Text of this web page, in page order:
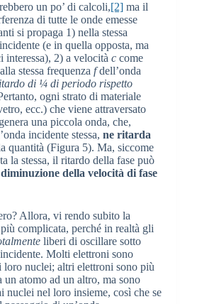
un po’ di calcoli,[2] ma il
di tutte le onde emesse
si propaga 1) nella stessa
(e in quella opposta, ma
interessa), 2) a velocità c come
stessa frequenza fdell’onda
di ¼ di periodo rispetto
ogni strato di materiale
ecc.) che viene attraversato
una piccola onda, che,
incidente stessa, ne ritarda
quantità (Figura 5). Ma, siccome
la stessa, il ritardo della fase può
diminuzione della velocità di fase
Allora, vi rendo subito la
complicata, perché in realtà gli
liberi di oscillare sotto
Molti elettroni sono
loro nuclei; altri elettroni sono più
atomo ad un altro, ma sono
nuclei nel loro insieme, così che se